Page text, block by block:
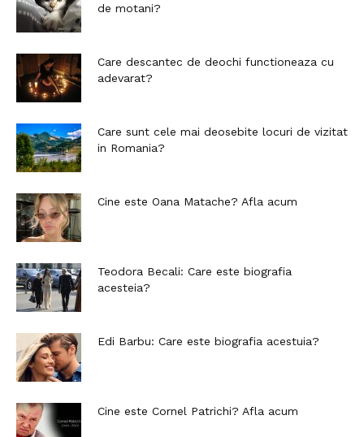
de motani?
Care descantec de deochi functioneaza cu
adevarat?
Care sunt cele mai deosebite locuri de vizitat
in Romania?
Cine este Oana Matache? Afla acum
Teodora Becali: Care este biografia
acesteia?
Edi Barbu: Care este biografia acestuia?
Cine este Cornel Patrichi? Afla acum